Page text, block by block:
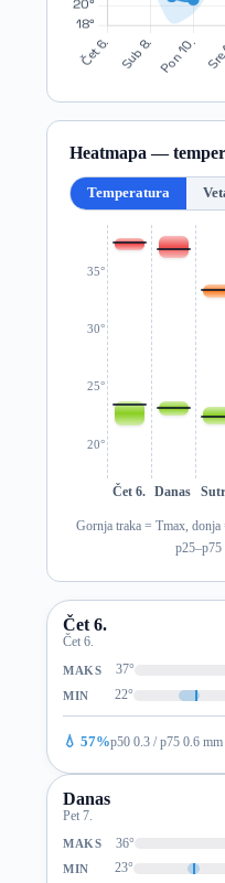
Heatmapa —
Temperatura
20°
25°
30°
35°
Čet 6. Danas
Gornja traka = Tmax, donja
p25–p75
Čet 6.
Čet 6.
MAKS 37°
MIN 22°
💧 57%p50 0.3 / p75 0.6 mm
Danas
Pet 7.
MAKS 36°
MIN 23°